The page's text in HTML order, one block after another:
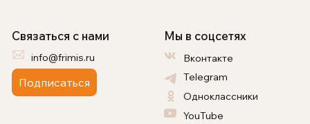
Связаться с нами
info@frimis.ru
Подписаться
Мы в соцсетях
Вконтакте
Telegram
Одноклассники
YouTube